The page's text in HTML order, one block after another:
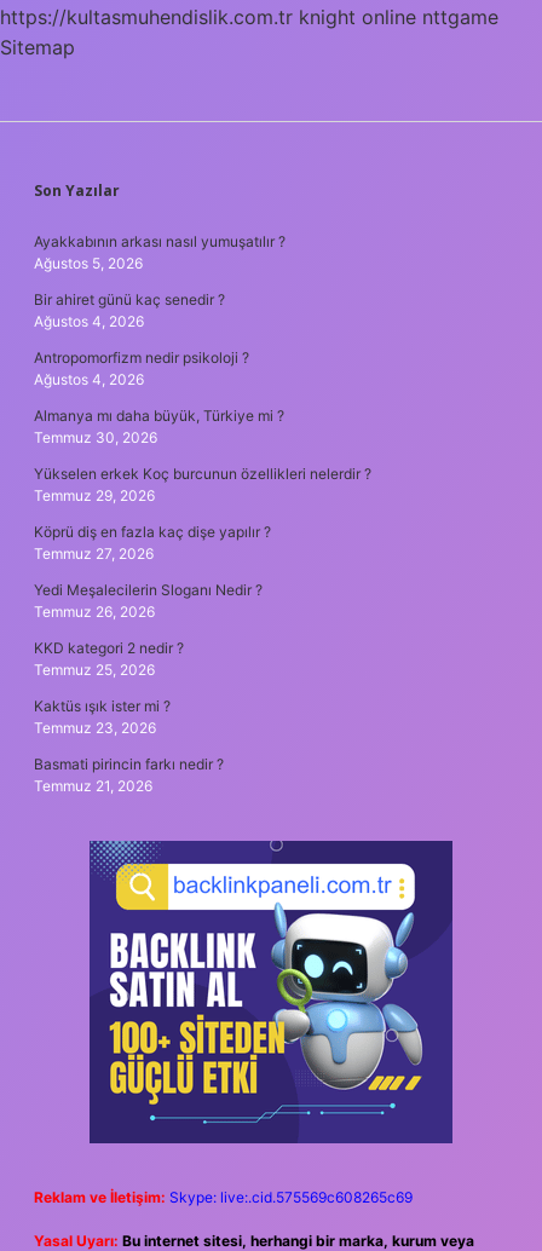
https://kultasmuhendislik.com.tr knight online nttgame
Sitemap
SIDEBAR
Son Yazılar
Ayakkabının arkası nasıl yumuşatılır ?
Ağustos 5, 2026
Bir ahiret günü kaç senedir ?
Ağustos 4, 2026
Antropomorfizm nedir psikoloji ?
Ağustos 4, 2026
Almanya mı daha büyük, Türkiye mi ?
Temmuz 30, 2026
Yükselen erkek Koç burcunun özellikleri nelerdir ?
Temmuz 29, 2026
Köprü diş en fazla kaç dişe yapılır ?
Temmuz 27, 2026
Yedi Meşalecilerin Sloganı Nedir ?
Temmuz 26, 2026
KKD kategori 2 nedir ?
Temmuz 25, 2026
Kaktüs ışık ister mi ?
Temmuz 23, 2026
Basmati pirincin farkı nedir ?
Temmuz 21, 2026
Reklam ve İletişim: Skype: live:.cid.575569c608265c69
Yasal Uyarı: Bu internet sitesi, herhangi bir marka, kurum veya